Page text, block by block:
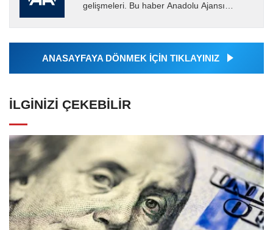
gelişmeleri. Bu haber Anadolu Ajansı
tarafından geçilen tüm...
ANASAYFAYA DÖNMEK İÇİN TIKLAYINIZ
İLGINIZI ÇEKEBILIR